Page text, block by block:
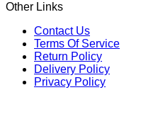
Other Links
Contact Us
Terms Of Service
Return Policy
Delivery Policy
Privacy Policy